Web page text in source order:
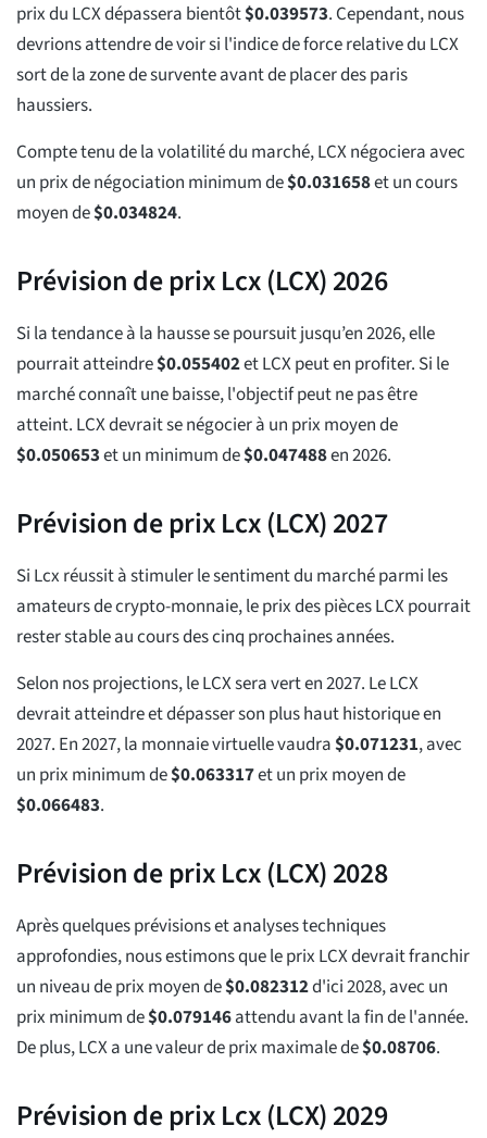
prix du LCX dépassera bientôt$0.039573. Cependant, nous
devrions attendre de voir si l'indice de force relative du LCX
sort de la zone de survente avant de placer des paris
haussiers.
Compte tenu de la volatilité du marché, LCX négociera avec
un prix de négociation minimum de$0.031658et un cours
moyen de$0.034824.
Prévision de prix Lcx (LCX) 2026
Si la tendance à la hausse se poursuit jusqu’en 2026, elle
pourrait atteindre$0.055402et LCX peut en profiter. Si le
marché connaît une baisse, l'objectif peut ne pas être
atteint. LCX devrait se négocier à un prix moyen de
$0.050653et un minimum de$0.047488en 2026.
Prévision de prix Lcx (LCX) 2027
Si Lcx réussit à stimuler le sentiment du marché parmi les
amateurs de crypto-monnaie, le prix des pièces LCX pourrait
rester stable au cours des cinq prochaines années.
Selon nos projections, le LCX sera vert en 2027. Le LCX
devrait atteindre et dépasser son plus haut historique en
2027. En 2027, la monnaie virtuelle vaudra$0.071231, avec
un prix minimum de$0.063317et un prix moyen de
$0.066483.
Prévision de prix Lcx (LCX) 2028
Après quelques prévisions et analyses techniques
approfondies, nous estimons que le prix LCX devrait franchir
un niveau de prix moyen de$0.082312d'ici 2028, avec un
prix minimum de$0.079146attendu avant la fin de l'année.
De plus, LCX a une valeur de prix maximale de$0.08706.
Prévision de prix Lcx (LCX) 2029